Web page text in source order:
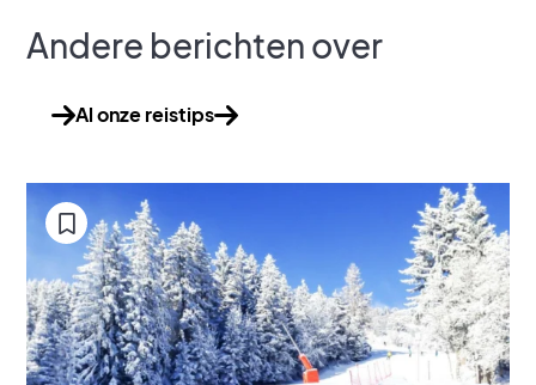
Andere berichten over
Al onze reistips